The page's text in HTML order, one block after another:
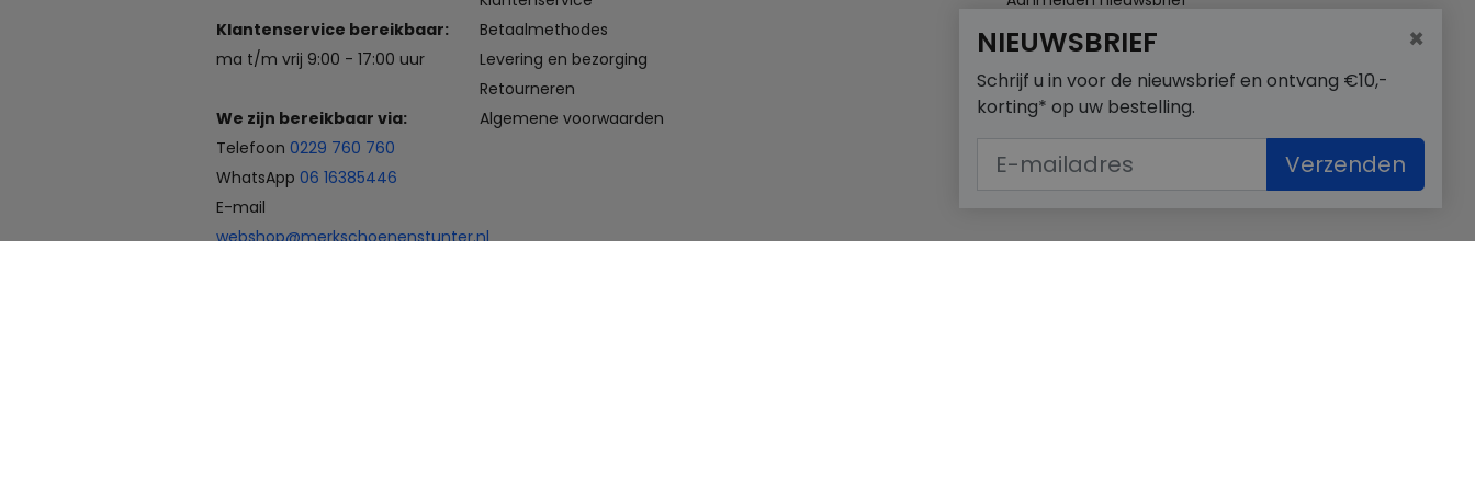
Klantenservice bereikbaar:
ma t/m vrij 9:00 - 17:00 uur
We zijn bereikbaar via:
Telefoon 0229 760 760
WhatsApp 06 16385446
E-mail
webshop@merkschoenenstunter.nl
Betaalmethodes
Levering en bezorging
Retourneren
Algemene voorwaarden
×
NIEUWSBRIEF
Schrijf u in voor de nieuwsbrief en ontvang €10,-
korting* op uw bestelling.
Verzenden